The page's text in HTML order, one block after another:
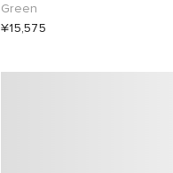
Green
¥15,575